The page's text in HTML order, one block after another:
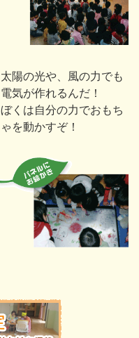
太陽の光や、風の力でも
電気が作れるんだ！
ぼくは自分の力でおもち
ゃを動かすぞ！